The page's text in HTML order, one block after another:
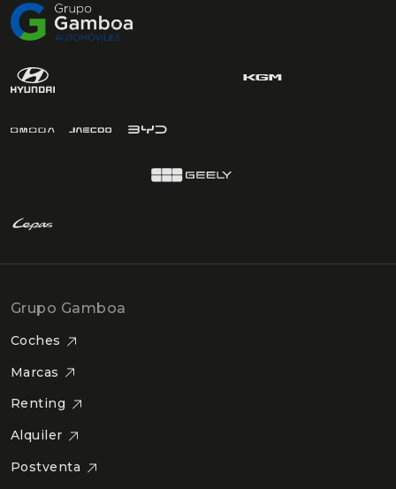
Grupo Gamboa
Coches
Marcas
Renting
Alquiler
Postventa